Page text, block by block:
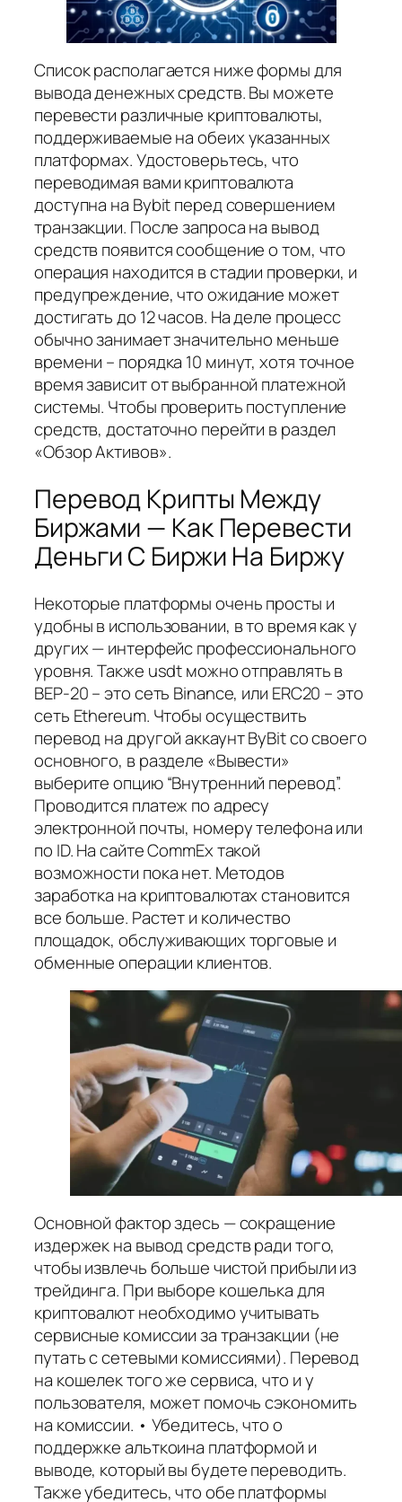
Список располагается ниже формы для
вывода денежных средств. Вы можете
перевести различные криптовалюты,
поддерживаемые на обеих указанных
платформах. Удостоверьтесь, что
переводимая вами криптовалюта
доступна на Bybit перед совершением
транзакции. После запроса на вывод
средств появится сообщение о том, что
операция находится в стадии проверки, и
предупреждение, что ожидание может
достигать до 12 часов. На деле процесс
обычно занимает значительно меньше
времени – порядка 10 минут, хотя точное
время зависит от выбранной платежной
системы. Чтобы проверить поступление
средств, достаточно перейти в раздел
«Обзор Активов».
Перевод Крипты Между
Биржами — Как Перевести
Деньги С Биржи На Биржу
Некоторые платформы очень просты и
удобны в использовании, в то время как у
других — интерфейс профессионального
уровня. Также usdt можно отправлять в
BEP-20 – это сеть Binance, или ERC20 – это
сеть Ethereum. Чтобы осуществить
перевод на другой аккаунт ByBit со своего
основного, в разделе «Вывести»
выберите опцию “Внутренний перевод”.
Проводится платеж по адресу
электронной почты, номеру телефона или
по ID. На сайте CommEx такой
возможности пока нет. Методов
заработка на криптовалютах становится
все больше. Растет и количество
площадок, обслуживающих торговые и
обменные операции клиентов.
Основной фактор здесь — сокращение
издержек на вывод средств ради того,
чтобы извлечь больше чистой прибыли из
трейдинга. При выборе кошелька для
криптовалют необходимо учитывать
сервисные комиссии за транзакции (не
путать с сетевыми комиссиями). Перевод
на кошелек того же сервиса, что и у
пользователя, может помочь сэкономить
на комиссии. • Убедитесь, что о
поддержке альткоина платформой и
выводе, который вы будете переводить.
Также убедитесь, что обе платформы